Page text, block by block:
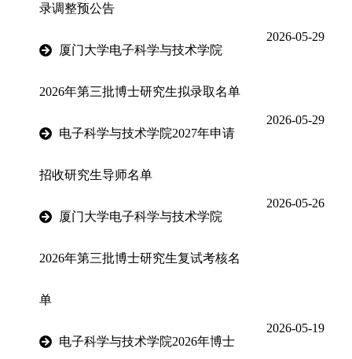
录调整预公告
厦门大学电子科学与技术学院
2026年第三批博士研究生拟录取名单
2026-05-29
电子科学与技术学院2027年申请
招收研究生导师名单
2026-05-29
厦门大学电子科学与技术学院
2026年第三批博士研究生复试考核名
单
2026-05-26
电子科学与技术学院2026年博士
2026-05-19